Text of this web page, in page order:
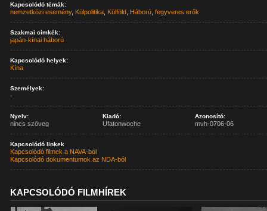
Kapcsolódó témák:
nemzetközi esemény, Külpolitika Külföld Háború ,fegyveres erők
Szakmai címkék:
japán-kínai háború
Kapcsolódó helyek:
Kína
Személyek:
-
Nyelv:
nincs szöveg
Kiadó:
Ufatonwoche
Azonosító:
mvh-0706-06
Kapcsolódó linkek
Kapcsolódó filmek a NAVA-ból
Kapcsolódó dokumentumok az NDA-ból
KAPCSOLÓDÓ FILMHÍREK